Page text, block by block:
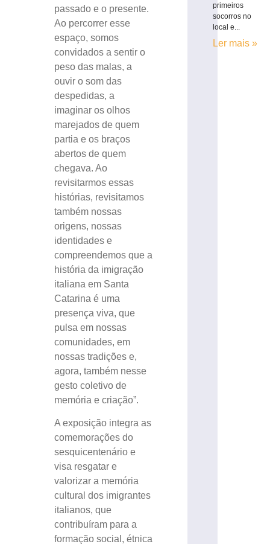
passado e o presente.
Ao percorrer esse
espaço, somos
convidados a sentir o
peso das malas, a
ouvir o som das
despedidas, a
imaginar os olhos
marejados de quem
partia e os braços
abertos de quem
chegava. Ao
revisitarmos essas
histórias, revisitamos
também nossas
origens, nossas
identidades e
compreendemos que a
história da imigração
italiana em Santa
Catarina é uma
presença viva, que
pulsa em nossas
comunidades, em
nossas tradições e,
agora, também nesse
gesto coletivo de
memória e criação”.
A exposição integra as
comemorações do
sesquicentenário e
visa resgatar e
valorizar a memória
cultural dos imigrantes
italianos, que
contribuíram para a
formação social, étnica
primeiros
socorros no
local e...
Ler mais »